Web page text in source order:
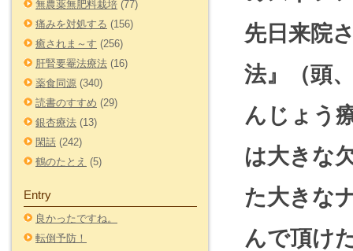
無農薬無肥料栽培 (77)
痛みを対処する (156)
癒されま～す (256)
肝腎要罨法療法 (16)
薬食同源 (340)
読書のすすめ (29)
銀杏療法 (13)
閑話 (242)
鶴のたとえ (5)
Entry
良かったですね。
転倒予防！
先日来院
法』（頭
んじょう
は大きな
た大きな
んで頂け